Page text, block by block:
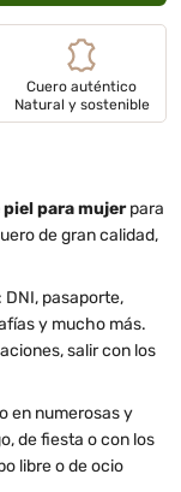
Cuero auténtico
Natural y sostenible
piel para mujerpara
de gran calidad,
pasaporte,
y mucho más.
salir con los
en numerosas y
de fiesta o con los
libre o de ocio